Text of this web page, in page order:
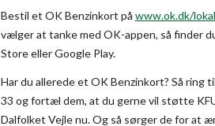
Bestil et OK Benzinkort på www.ok.dk/
vælger at tanke med OK-appen, så finder
Store eller Google Play.
Har du allerede et OK Benzinkort? Så ring
33 og fortæl dem, at du gerne vil støtte
Dalfolket Vejle nu. Og så sørger de for at